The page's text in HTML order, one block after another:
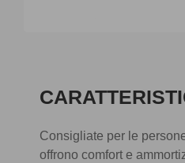
Consigliate per le
offrono comfort e